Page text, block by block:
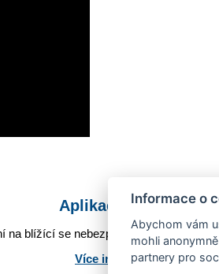
Aplikace Mobilní
na blížící se nebezpečí, odstávky,
Více informací o aplikaci
Informace o
Abychom vám
mohli
partnery pro